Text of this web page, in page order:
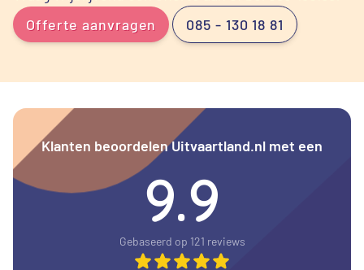
Offerte aanvragen
085 - 130 18 81
Klanten beoordelen Uitvaartland.nl met een
9.9
Gebaseerd op 121 reviews